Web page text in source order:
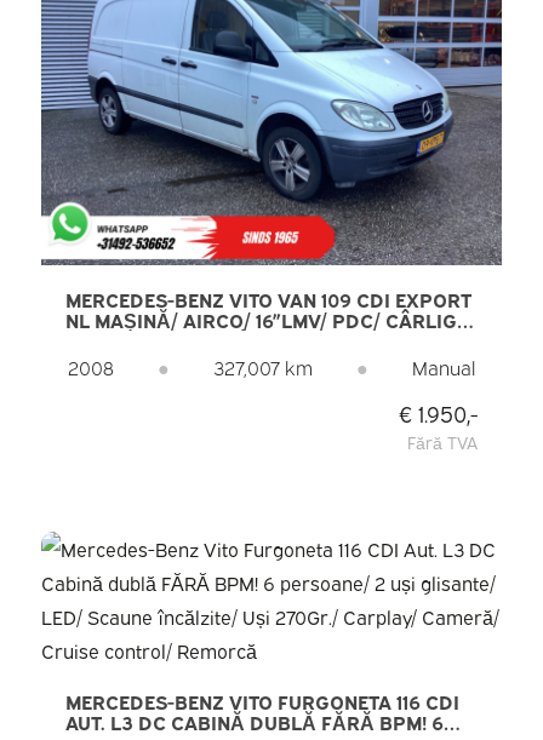
MERCEDES-BENZ VITO VAN 109 CDI EXPORT
NL MAȘINĂ/ AIRCO/ 16”LMV/ PDC/ CÂRLIG
2008
● 327,007 km ● Manual
€ 1.950,-
Fără TVA
MERCEDES-BENZ VITO FURGONETA 116 CDI
AUT. L3 DC CABINĂ DUBLĂ FĂRĂ BPM! 6